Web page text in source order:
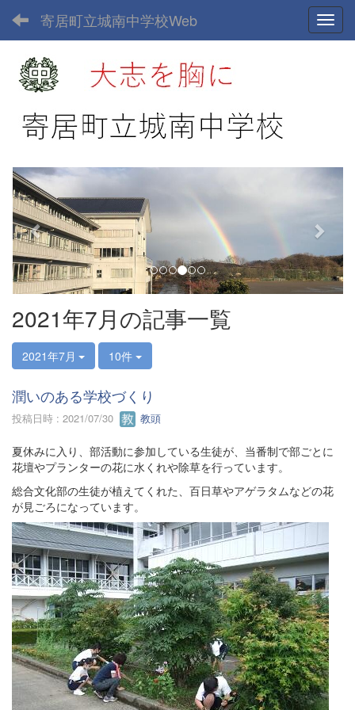
寄居町立城南中学校Web
p
r
e
v
i
o
u
s
x
t
2021年7月の記事一覧
2021年7月 10件
潤いのある学校づくり
投稿日時 : 2021/07/30 教頭
夏休みに入り、部活動に参加している生徒が、当番制で部ごとに
花壇やプランターの花に水くれや除草を行っています。
総合文化部の生徒が植えてくれた、百日草やアゲラタムなどの花
が見ごろになっています。